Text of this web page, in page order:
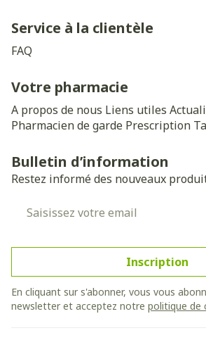
Service à la clientèle
FAQ
Votre pharmacie
A propos de nous Liens utiles
Pharmacien de garde Prescription
Bulletin d’information
Restez informé des nouveaux
Inscription
En cliquant sur s'abonner, vous vous
newsletter et acceptez notre politique de